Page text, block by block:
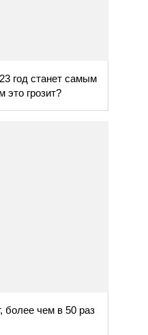
год станет самым
это грозит?
более чем в 50 раз